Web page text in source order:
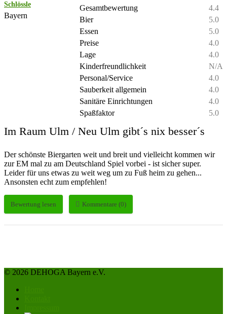
Gesamtbewertung
4.4
Bier
5.0
Essen
5.0
Preise
4.0
Lage
4.0
Kinderfreundlichkeit
N/A
Personal/Service
4.0
Sauberkeit allgemein
4.0
Sanitäre Einrichtungen
4.0
Spaßfaktor
5.0
Schlössle
Bayern
Im Raum Ulm / Neu Ulm gibt´s nix besser´s
Der schönste Biergarten weit und breit und vielleicht kommen wir
zur EM mal zu am Deutschland Spiel vorbei - ist sicher super.
Leider für uns etwas zu weit weg um zu Fuß heim zu gehen...
Ansonsten echt zum empfehlen!
Bewertung lesen Kommentare (0)
© 2026 DEHOGA Bayern e.V.